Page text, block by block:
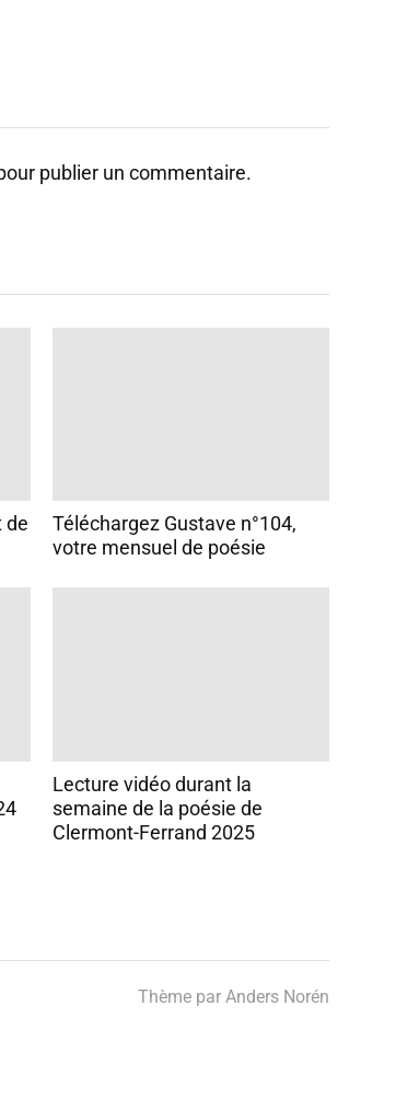
publier un commentaire.
de
Téléchargez Gustave n°104,
votre mensuel de poésie
Lecture vidéo durant la
semaine de la poésie de
Clermont-Ferrand 2025
Thème par Anders Norén